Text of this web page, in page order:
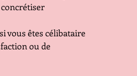
vous êtes célibataire
ou de